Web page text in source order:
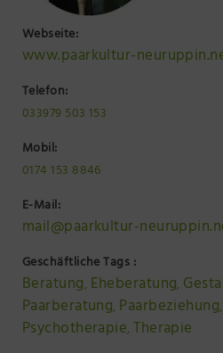
Webseite:
www.paarkultur-
Telefon:
033979 503 153
Mobil:
0174 153 8846
E-Mail:
mail@paarkultur-
Geschäftliche Tags :
Beratung, Eheberatung,
Paarberatung, Paarbeziehung,
Psychotherapie,Therapie